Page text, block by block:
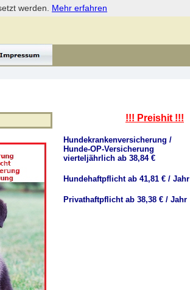
werden. Mehr erfahren
!!! Preishit !!!
Hundekrankenversicherung /
Hunde-OP-Versicherung
vierteljährlich ab 38,84 €
Hundehaftpflicht ab 41,81 € / Jahr
Privathaftpflicht ab 38,38 € / Jahr